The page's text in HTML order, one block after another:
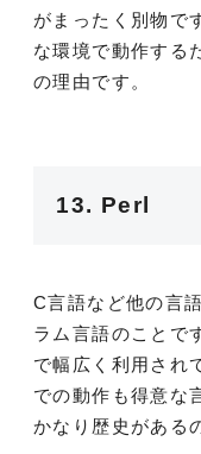
がまったく別物で
な環境で動作する
の理由です。
13. Perl
C言語など他の言
ラム言語のことで
で幅広く利用され
での動作も得意な
かなり歴史がある